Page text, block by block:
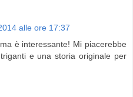
alle ore 17:37
è interessante! Mi piacerebbe
e una storia originale per